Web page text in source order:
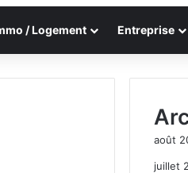
/ Logement Entreprise
août
juillet